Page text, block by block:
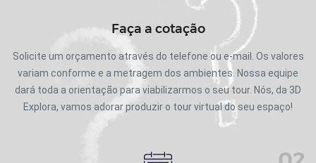
Faça a cotação
Solicite um orçamento através do telefone ou e-mail. Os valores
variam conforme e a metragem dos ambientes. Nossa equipe
dará toda a orientação para viabilizarmos o seu tour. Nós, da 3D
Explora, vamos adorar produzir o tour virtual do seu espaço!